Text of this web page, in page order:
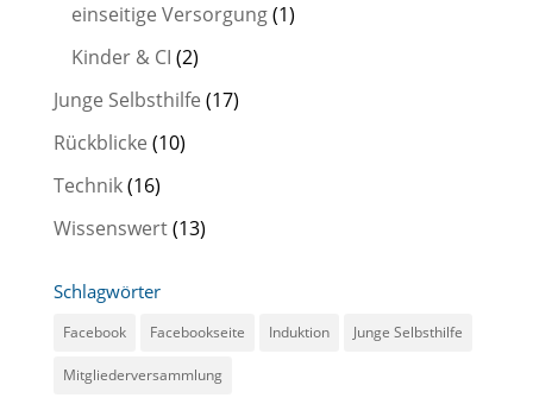
.
einseitige Versorgung(1)
Kinder & CI (2)
Junge Selbsthilfe (17)
Rückblicke (10)
Technik(16)
Wissenswert(13)
Schlagwörter
Facebook Facebookseite Induktion Junge Selbsthilfe
Mitgliederversammlung